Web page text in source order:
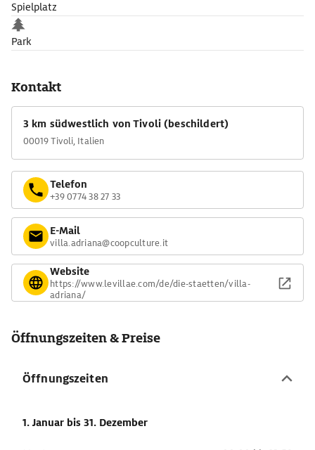
Spielplatz
Park
Kontakt
3 km südwestlich von Tivoli (beschildert)
00019 Tivoli, Italien
Telefon
+39 0774 38 27 33
E-Mail
villa.adriana@coopculture.it
Website
https://www.levillae.com/de/die-staetten/villa-
adriana/
Öffnungszeiten & Preise
Öffnungszeiten
1. Januar bis 31. Dezember